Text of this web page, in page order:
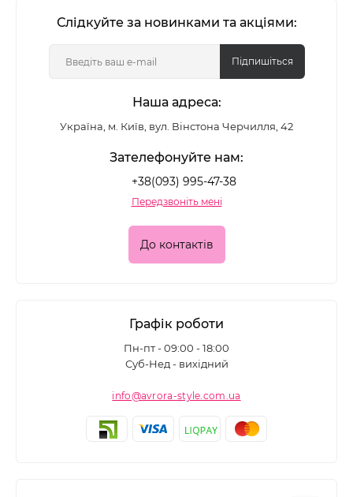
Слідкуйте за новинками та акціями:
Підпишіться
Наша адреса:
Україна, м. Київ, вул. Вінстона Черчилля, 42
Зателефонуйте нам:
+38(093) 995-47-38
Передзвоніть мені
До контактів
Графік роботи
Пн-пт - 09:00 - 18:00
Суб-Нед - вихідний
info@avrora-style.com.ua